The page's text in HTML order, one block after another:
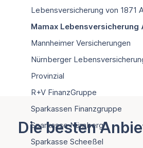
Lebensversicherung von 1871
Mamax Lebensversicherung
Mannheimer Versicherungen
Nürnberger
Provinzial
R+V FinanzGruppe
Sparkassen Finanzgruppe
Sparkasse Nürnberg
Sparkasse Scheeßel
Die besten